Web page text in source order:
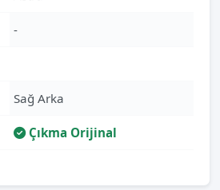
-
Sağ Arka
Çıkma Orijinal